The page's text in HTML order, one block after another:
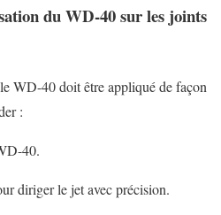
du WD-40 sur les joints
WD-40 doit être appliqué de façon
:
40.
diriger le jet avec précision.